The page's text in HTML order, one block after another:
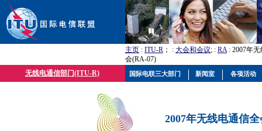
主页 : ITU-R ； : 大会和会议; : RA: 2007年
会(RA-07)
无线电通信部门(ITU-R)
2007年无线电通信
国际电联三大部门 新闻室 各项活动